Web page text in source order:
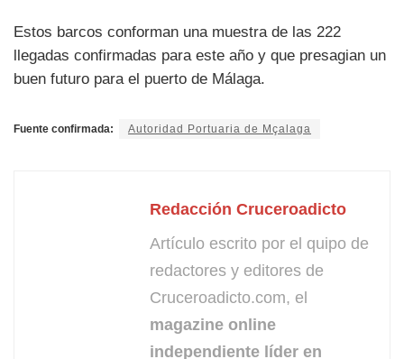
Estos barcos conforman una muestra de las 222
llegadas confirmadas para este año y que presagian un
buen futuro para el puerto de Málaga.
Fuente confirmada: Autoridad Portuaria de Mçalaga
Redacción Cruceroadicto
Artículo escrito por el quipo de
redactores y editores de
Cruceroadicto.com, el
magazine online
independiente líder en